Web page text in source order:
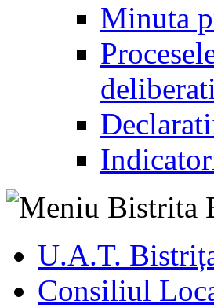
Minuta
U.A.T.
Consiliul